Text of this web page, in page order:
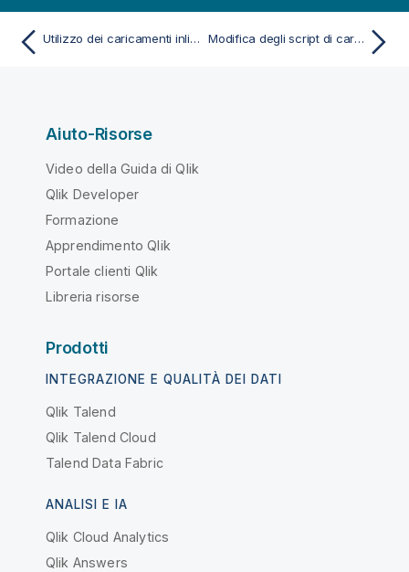
Utilizzo dei caricamenti inline per caricare i dati Modifica degli script di caricamento
Aiuto-Risorse
Video della Guida di Qlik
Qlik Developer
Formazione
Apprendimento Qlik
Portale clienti Qlik
Libreria risorse
Prodotti
INTEGRAZIONE E QUALITÀ DEI DATI
Qlik Talend
Qlik Talend Cloud
Talend Data Fabric
ANALISI E IA
Qlik Cloud Analytics
Qlik Answers